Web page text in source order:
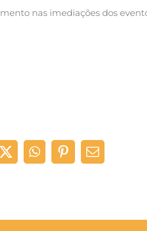
nas imediações dos